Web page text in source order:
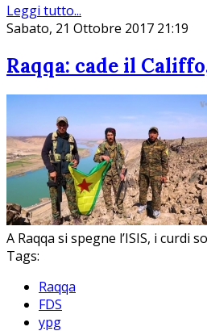
Leggi tutto...
Sabato, 21 Ottobre 2017 21:19
Raqqa: cade il
A Raqqa si spegne l’ISIS, i curdi
Tags:
Raqqa
FDS
ypg